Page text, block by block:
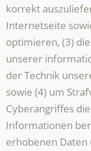
korrekt
Internetseite
optimieren, (3)
unserer
der Technik
sowie (4) um
Cyberangriffes
Informationen
erhobenen